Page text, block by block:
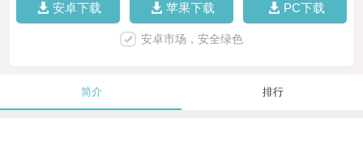
安卓下载 苹果下载 PC下载
安卓市场，安全绿色
简介 排行